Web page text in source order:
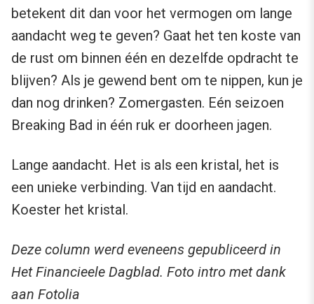
betekent dit dan voor het vermogen om lange
aandacht weg te geven? Gaat het ten koste van
de rust om binnen één en dezelfde opdracht te
blijven? Als je gewend bent om te nippen, kun je
dan nog drinken? Zomergasten. Eén seizoen
Breaking Bad in één ruk er doorheen jagen.
Lange aandacht. Het is als een kristal, het is
een unieke verbinding. Van tijd en aandacht.
Koester het kristal.
Deze column werd eveneens gepubliceerd in
Het Financieele Dagblad. Foto intro met dank
aan Fotolia